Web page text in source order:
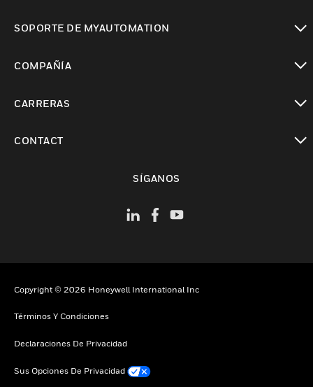
SOPORTE DE MYAUTOMATION
COMPAÑÍA
CARRERAS
CONTACT
SÍGANOS
Copyright © 2026 Honeywell International Inc
Términos Y Condiciones
Declaraciones De Privacidad
Sus Opciones De Privacidad